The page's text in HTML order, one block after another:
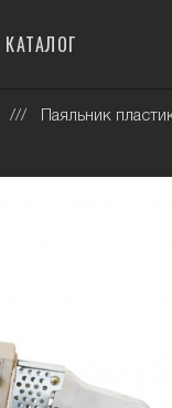
КАТАЛОГ
Паяльник